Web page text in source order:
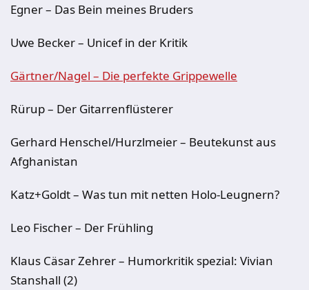
Egner – Das Bein meines Bruders
Uwe Becker – Unicef in der Kritik
Gärtner/Nagel – Die perfekte Grippewelle
Rürup – Der Gitarrenflüsterer
Gerhard Henschel/Hurzlmeier – Beutekunst aus
Afghanistan
Katz+Goldt – Was tun mit netten Holo-Leugnern?
Leo Fischer – Der Frühling
Klaus Cäsar Zehrer – Humorkritik spezial: Vivian
Stanshall (2)